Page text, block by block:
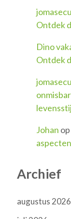
Ontdek
Dino
Ontdek
Johan op
Archief
augustus 2026